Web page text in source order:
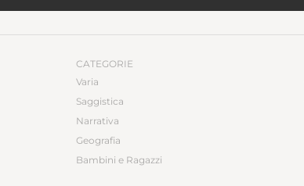
CATEGORIE
Varia
Saggistica
Narrativa
Geografia
Bambini e Ragazzi